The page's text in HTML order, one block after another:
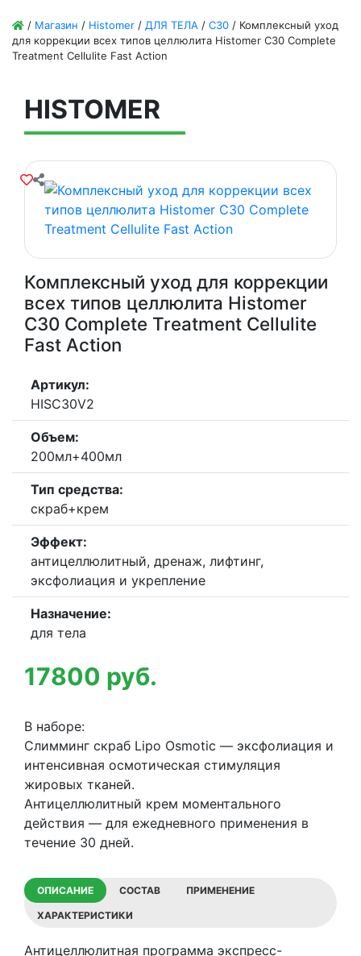
/ Магазин / Histomer / ДЛЯ ТЕЛА / C30 / Комплексный уход
для коррекции всех типов целлюлита Histomer C30 Complete
Treatment Cellulite Fast Action
HISTOMER
Комплексный уход для коррекции
всех типов целлюлита Histomer
C30 Complete Treatment Cellulite
Fast Action
Артикул:
HISC30V2
Объем:
200мл+400мл
Тип средства:
скраб+крем
Эффект:
антицеллюлитный, дренаж, лифтинг,
эксфолиация и укрепление
Назначение:
для тела
17800 руб.
В наборе:
Слимминг скраб Lipo Osmotic — эксфолиация и
интенсивная осмотическая стимуляция
жировых тканей.
Антицеллюлитный крем моментального
действия — для ежедневного применения в
течение 30 дней.
ОПИСАНИЕ СОСТАВ ПРИМЕНЕНИЕ
ХАРАКТЕРИСТИКИ
Антицеллюлитная программа экспресс-